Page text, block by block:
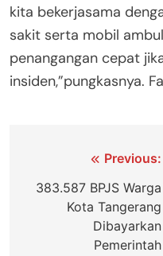
kita bekerjasama
sakit serta mobil
penangangan cepat
insiden,”pungkasnya.
Navigasi
pos
Previous:
383.587 BPJS Warga
Kota Tangerang
Dibayarkan
Pemerintah